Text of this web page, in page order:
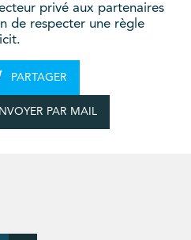
privé aux partenaires
de respecter une règle
PARTAGER
PAR MAIL